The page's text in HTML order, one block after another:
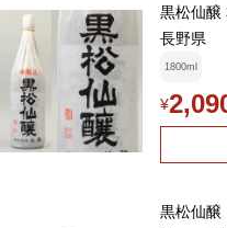
黒松仙
長野県
1800ml
¥
黒松仙